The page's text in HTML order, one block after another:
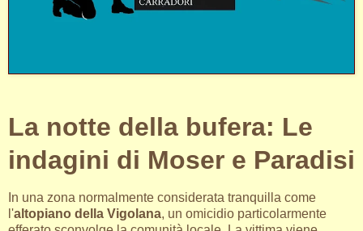
La notte della bufera: Le
indagini di Moser e Paradisi
In una zona normalmente considerata tranquilla come
l'altopiano della Vigolana, un omicidio particolarmente